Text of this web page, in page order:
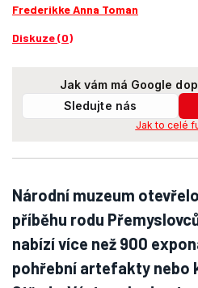
Frederikke Anna Toman
Diskuze (0)
Jak vám má Google
Sledujte nás
Jak to celé
Národní muzeum
příběhu rodu
nabízí více než 900
pohřební artefakty nebo